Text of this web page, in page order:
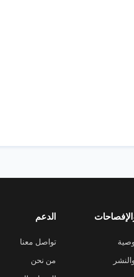
الدعم
تواصل معنا
من نحن